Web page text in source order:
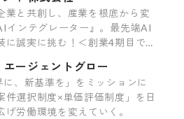
業と共創し、産業を根底から変
インテグレーター』。最先端AI
に誠実に挑む！＜創業4期目で
エージェントグロー
に、新基準を」をミッションに
件選択制度×単価評価制度」を日
げ労働環境を変えていく。